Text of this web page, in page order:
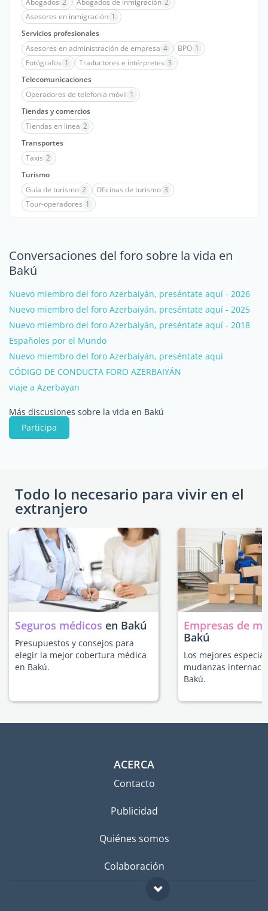
Abogados 2 Abogados de inmigración 2
Asesores en inmigración 1
Servicios profesionales
Asesores en administración de empresa 4 BPO 1
Fotógrafos 1 Traductores e intérpretes 3
Telecomunicaciones
Operadores de telefonia móvil 1
Tiendas y comercios
Tiendas en linea 2
Transportes
Taxis 2
Turismo
Guía de turismo 2 Oficinas de turismo 3
Tour-operadores 1
Conversaciones del foro sobre la vida en
Bakú
Nuevo miembro del foro Azerbaiyán, preséntate aquí - 2026
Nuevo miembro del foro Azerbaiyán, preséntate aquí - 2025
Nuevo miembro del foro Azerbaiyán, preséntate aquí - 2018
Españoles por el Mundo
Nuevo miembro del foro Azerbaiyán, preséntate aquí
CÓDIGO DE CONDUCTA FORO AZERBAIYÁN
viaje a Azerbayan
Más discusiones sobre la vida en Bakú
Participa
Todo lo necesario para vivir en el
extranjero
Seguros médicos en Bakú
Presupuestos y consejos para
elegir la mejor cobertura médica
en Bakú.
Empresas de
Bakú
Los mejores
mudanzas
Bakú.
ACERCA
Contacto
Publicidad
Quiénes somos
Colaboración